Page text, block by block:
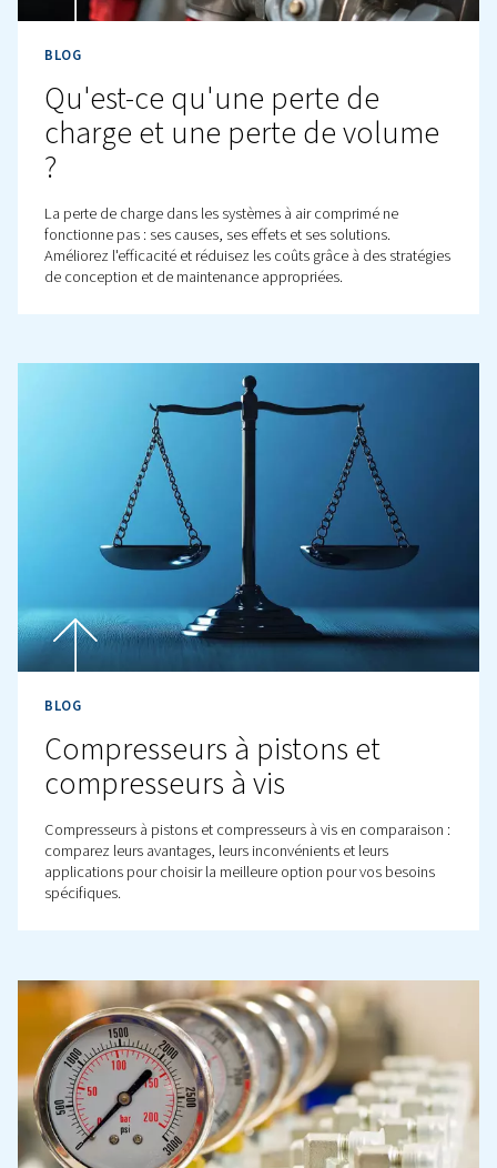
Qu'est-ce que l'air
En savoir plus sur l'air comprimé, sa production, son
et ses utilisations. Découvrez ses avantages par
autres sources d'énergie et ses composants clés pour
Qu'est-ce qu'un
d'air ?
En savoir plus sur les compresseurs d'air, leur
fonctionnement et les différents types disponibles.
comment choisir le compresseur adapté à vos besoins.